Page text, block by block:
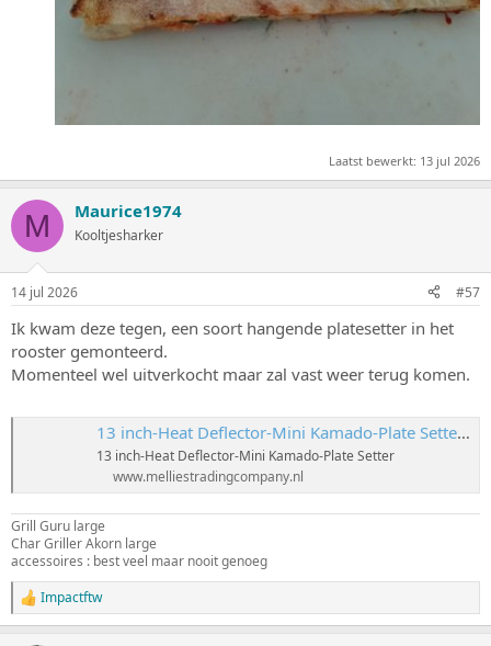
Laatst bewerkt: 13 jul 2026
M Maurice1974
Kooltjesharker
14 jul 2026 #57
Ik kwam deze tegen, een soort hangende platesetter in het
rooster gemonteerd.
Momenteel wel uitverkocht maar zal vast weer terug komen.
13 inch-Heat Deflector-Mini Kamado-Plate Setter - Mellie's Trading
13 inch-Heat Deflector-Mini Kamado-Plate Setter
www.melliestradingcompany.nl
Grill Guru large
Char Griller Akorn large
accessoires : best veel maar nooit genoeg
W
a
Impactftw